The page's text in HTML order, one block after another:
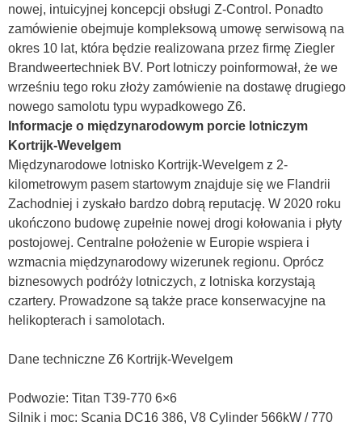
nowej, intuicyjnej koncepcji obsługi Z-Control. Ponadto
zamówienie obejmuje kompleksową umowę serwisową na
okres 10 lat, która będzie realizowana przez firmę Ziegler
Brandweertechniek BV. Port lotniczy poinformował, że we
wrześniu tego roku złoży zamówienie na dostawę drugiego
nowego samolotu typu wypadkowego Z6.
Informacje o międzynarodowym porcie lotniczym
Kortrijk-Wevelgem
Międzynarodowe lotnisko Kortrijk-Wevelgem z 2-
kilometrowym pasem startowym znajduje się we Flandrii
Zachodniej i zyskało bardzo dobrą reputację. W 2020 roku
ukończono budowę zupełnie nowej drogi kołowania i płyty
postojowej. Centralne położenie w Europie wspiera i
wzmacnia międzynarodowy wizerunek regionu. Oprócz
biznesowych podróży lotniczych, z lotniska korzystają
czartery. Prowadzone są także prace konserwacyjne na
helikopterach i samolotach.
Dane techniczne Z6 Kortrijk-Wevelgem
Podwozie: Titan T39-770 6×6
Silnik i moc: Scania DC16 386, V8 Cylinder 566kW / 770